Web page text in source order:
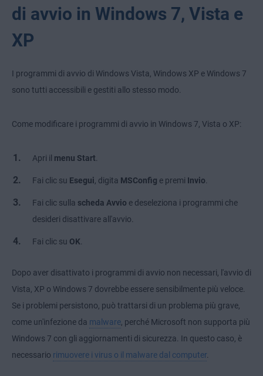
di avvio in Windows 7, Vista e
XP
I programmi di avvio di Windows Vista, Windows XP e Windows 7
sono tutti accessibili e gestiti allo stesso modo.
Come modificare i programmi di avvio in Windows 7, Vista o XP:
Apri il menu Start
Fai clic su Esegui , digita MSConfig e premi Invio
Fai clic sulla scheda Avvio e deseleziona i programmi che
desideri disattivare all'avvio.
Fai clic su OK
Dopo aver disattivato i programmi di avvio non necessari, l'avvio di
Vista, XP o Windows 7 dovrebbe essere sensibilmente più veloce.
Se i problemi persistono, può trattarsi di un problema più grave,
come un'infezione da malware , perché Microsoft non supporta più
Windows 7 con gli aggiornamenti di sicurezza. In questo caso, è
necessario rimuovere i virus o il malware dal computer